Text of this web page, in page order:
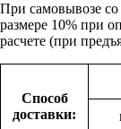
При самовывозе со
размере 10% при
расчете (при
Способ
доставки: